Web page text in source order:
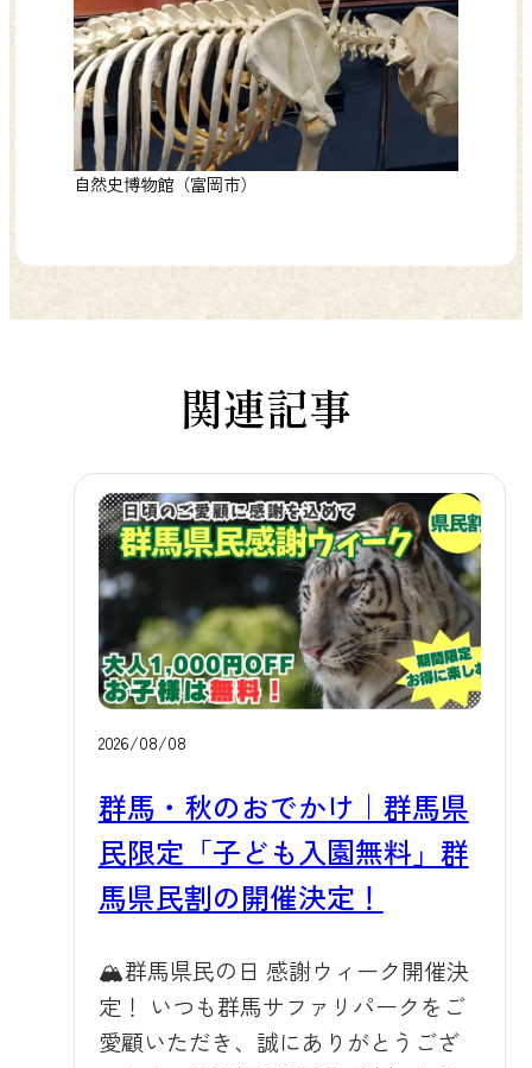
自然史博物館（富岡市）
関連記事
2026/08/08
群馬・秋のおでかけ｜群馬県
民限定「子ども入園無料」群
馬県民割の開催決定！
🏔群馬県民の日 感謝ウィーク開催決
定！ いつも群馬サファリパークをご
愛顧いただき、誠にありがとうござ